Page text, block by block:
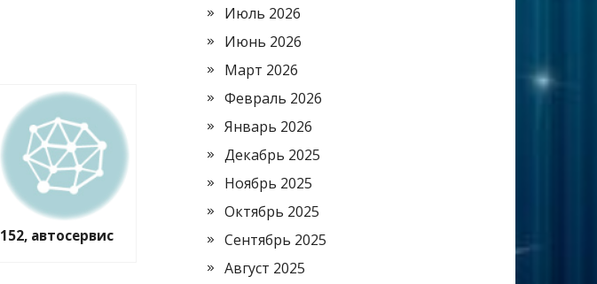
152, автосервис
Июль 2026
Июнь 2026
Март 2026
Февраль 2026
Январь 2026
Декабрь 2025
Ноябрь 2025
Октябрь 2025
Сентябрь 2025
Август 2025